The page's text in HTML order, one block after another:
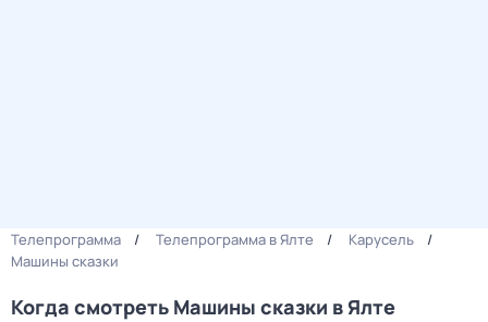
Телепрограмма Телепрограмма в Ялте
Карусель
Машины сказки
Когда смотреть Машины сказки в Ялте